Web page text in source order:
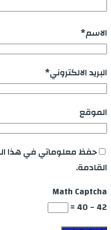
الاسم*
البريد الالكتروني*
الموقع
حفظ معلوماتي في هذا
القادمة.
Math Captcha
42 − 40 =